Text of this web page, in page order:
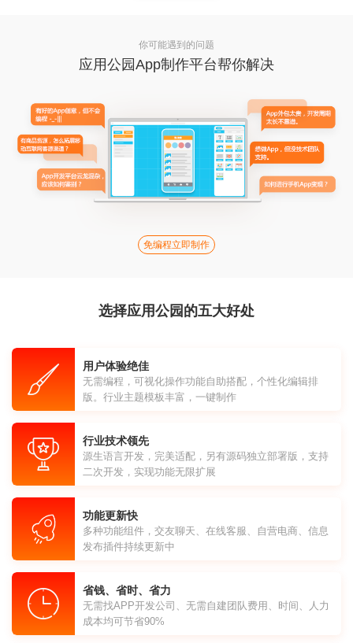
你可能遇到的问题
应用公园App制作平台帮你解决
免编程立即制作
选择应用公园的五大好处
用户体验绝佳
无需编程，可视化操作功能自助搭配，个性化编辑排
版。行业主题模板丰富，一键制作
行业技术领先
源生语言开发，完美适配，另有源码独立部署版，支持
二次开发，实现功能无限扩展
功能更新快
多种功能组件，交友聊天、在线客服、自营电商、信息
发布插件持续更新中
省钱、省时、省力
无需找APP开发公司、无需自建团队费用、时间、人力
成本均可节省90%